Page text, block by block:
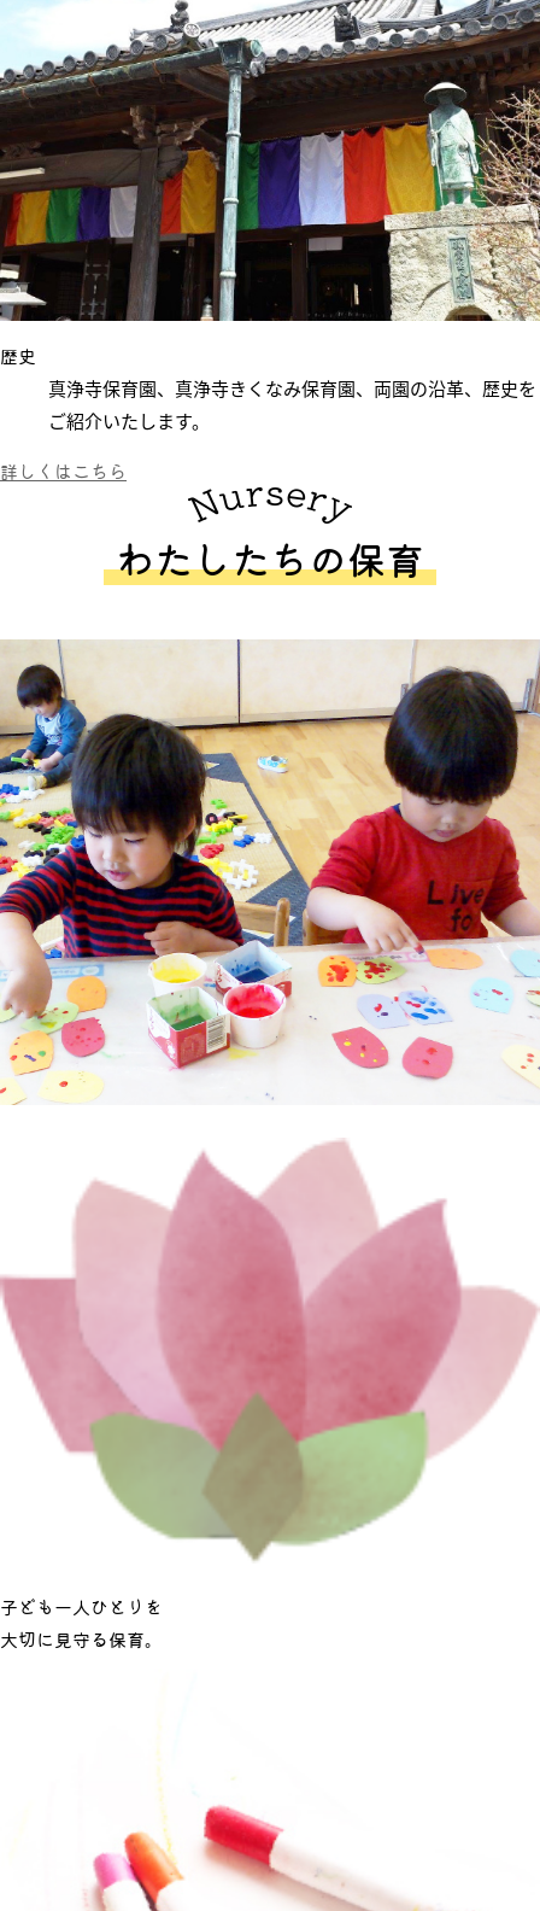
歴史
真浄寺保育園、真浄寺きくなみ保育園、 両園の沿革、 歴史を
ご紹介いたします。
詳しくはこちら
わたしたちの保育
子ども一人ひとりを
大切に見守る保育。